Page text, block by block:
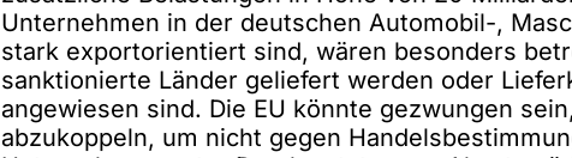
Unternehmen in der deutschen Automobil-,
stark exportorientiert sind, wären besonders
sanktionierte Länder geliefert werden oder
angewiesen sind. Die EU könnte gezwungen
abzukoppeln, um nicht gegen